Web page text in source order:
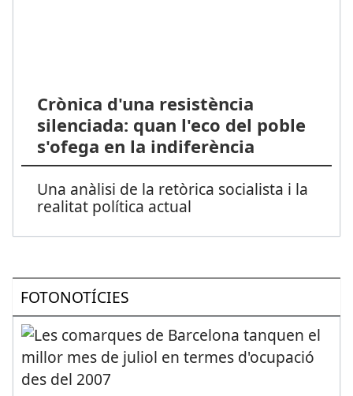
Crònica d'una resistència
silenciada: quan l'eco del poble
s'ofega en la indiferència
Una anàlisi de la retòrica socialista i la
realitat política actual
FOTONOTÍCIES